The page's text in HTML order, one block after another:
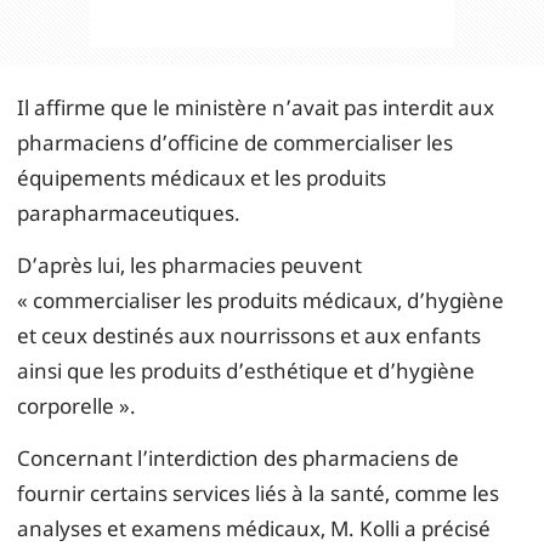
Il affirme que le ministère n’avait pas interdit aux
pharmaciens d’officine de commercialiser les
équipements médicaux et les produits
parapharmaceutiques.
D’après lui, les pharmacies peuvent
« commercialiser les produits médicaux, d’hygiène
et ceux destinés aux nourrissons et aux enfants
ainsi que les produits d’esthétique et d’hygiène
corporelle ».
Concernant l’interdiction des pharmaciens de
fournir certains services liés à la santé, comme les
analyses et examens médicaux, M. Kolli a précisé